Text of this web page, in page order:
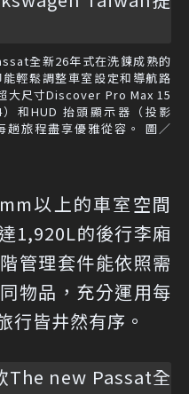
全新26年式在洗鍊成熟的
輕鬆調整車室設定和導航路
大尺寸Discover Pro Max 15
和HUD 抬頭顯示器（投影
趟旅程盡享優雅從容。 圖／
以上的車室空間
1,920L的後行李廂
管理套件能依照需
物品，充分運用每
行皆井然有序。